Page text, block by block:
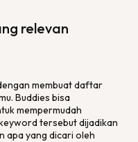
relevan
membuat daftar
Buddies bisa
mempermudah
tersebut dijadikan
apa yang dicari oleh